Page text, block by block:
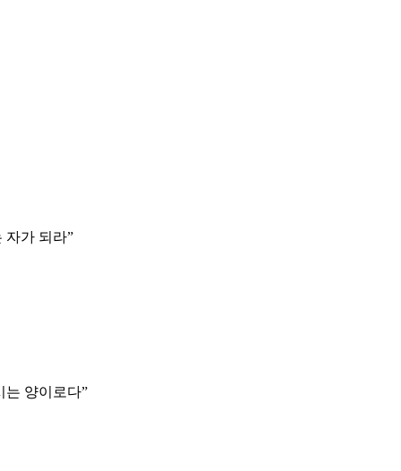
자가 되라”
는 양이로다”